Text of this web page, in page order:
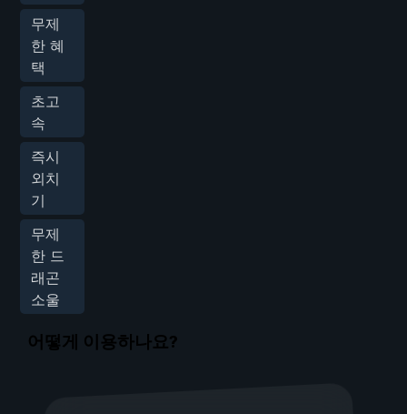
무제
한 혜
택
초고
속
즉시
외치
기
무제
한 드
래곤
소울
어떻게 이용하나요?